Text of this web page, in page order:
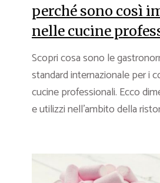
perché sono così
nelle cucine
Scopri cosa sono le
standard internazionale per i
cucine professionali. Ecco
e utilizzi nell’ambito della